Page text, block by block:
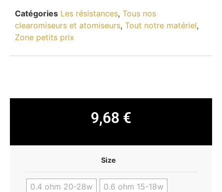
Catégories Les résistances, Tous nos
clearomiseurs et atomiseurs, Tout notre matériel,
Zone petits prix
9,68 €
Size
0.4 ohm 20-28w
0.6 ohm 15-18w